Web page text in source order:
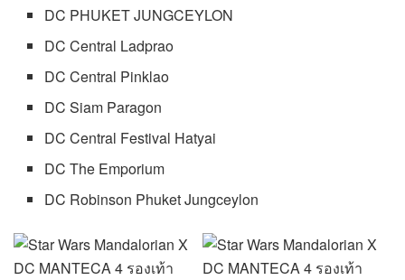
DC Central Festival Hatyai
DC The Emporium
DC Robinson Phuket Jungceylon